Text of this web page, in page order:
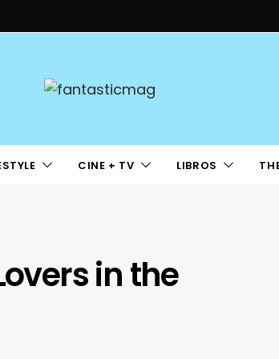
CINE + TV LIBROS
in the